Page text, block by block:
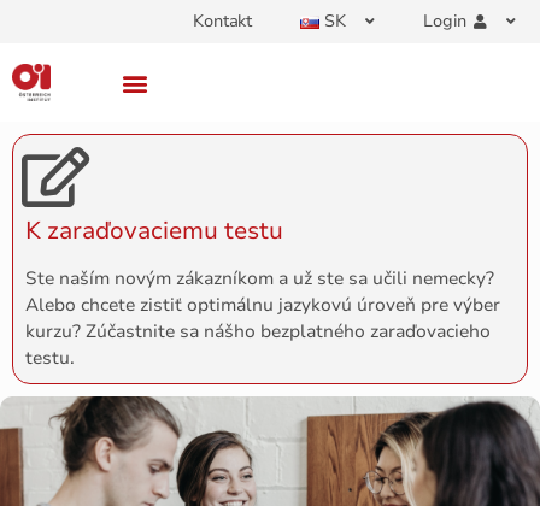
Kontakt SK Login
K zaraďovaciemu testu
Ste naším novým zákazníkom a už ste sa učili nemecky?
Alebo chcete zistiť optimálnu jazykovú úroveň pre výber
kurzu? Zúčastnite sa nášho bezplatného zaraďovacieho
testu.